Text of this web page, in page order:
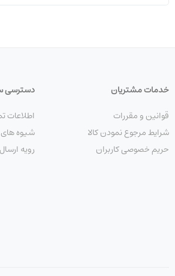
خدمات مشتریان
قوانین و مقررات
شرایط مرجوع نمودن کالا
حریم خصوصی کاربران
دسترسی
اطلاعات
شیوه
رویه